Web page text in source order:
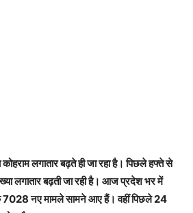
लगातार बढ़ते ही जा रहा है। पिछले हफ्ते से
लगातार बढ़ती जा रही है। आज प्रदेश भर में
7028 नए मामले सामने आए हैं। वहीं पिछले 24